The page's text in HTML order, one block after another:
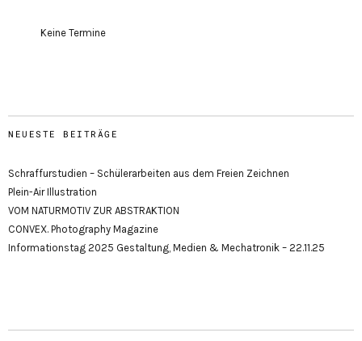
Keine Termine
NEUESTE BEITRÄGE
Schraffurstudien – Schülerarbeiten aus dem Freien Zeichnen
Plein-Air Illustration
VOM NATURMOTIV ZUR ABSTRAKTION
CONVEX. Photography Magazine
Informationstag 2025 Gestaltung, Medien & Mechatronik – 22.11.25